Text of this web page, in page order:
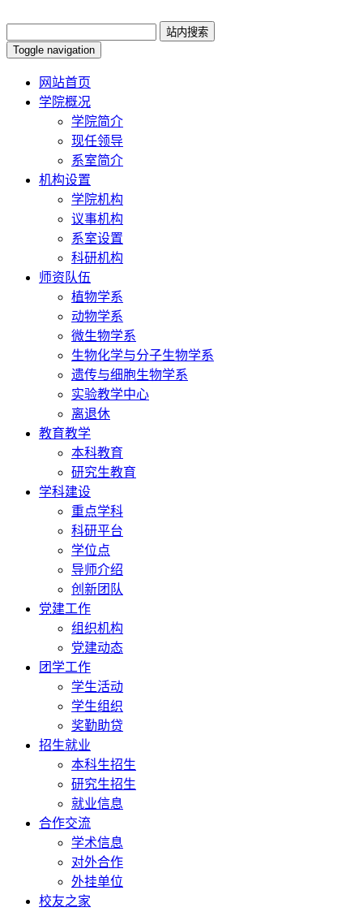
Toggle navigation
网站首页
学院概况
学院简介
现任领导
系室简介
机构设置
学院机构
议事机构
系室设置
科研机构
师资队伍
植物学系
动物学系
微生物学系
生物化学与分子生物学系
遗传与细胞生物学系
实验教学中心
离退休
教育教学
本科教育
研究生教育
学科建设
重点学科
科研平台
学位点
导师介绍
创新团队
党建工作
组织机构
党建动态
团学工作
学生活动
学生组织
奖勤助贷
招生就业
本科生招生
研究生招生
就业信息
合作交流
学术信息
对外合作
外挂单位
校友之家